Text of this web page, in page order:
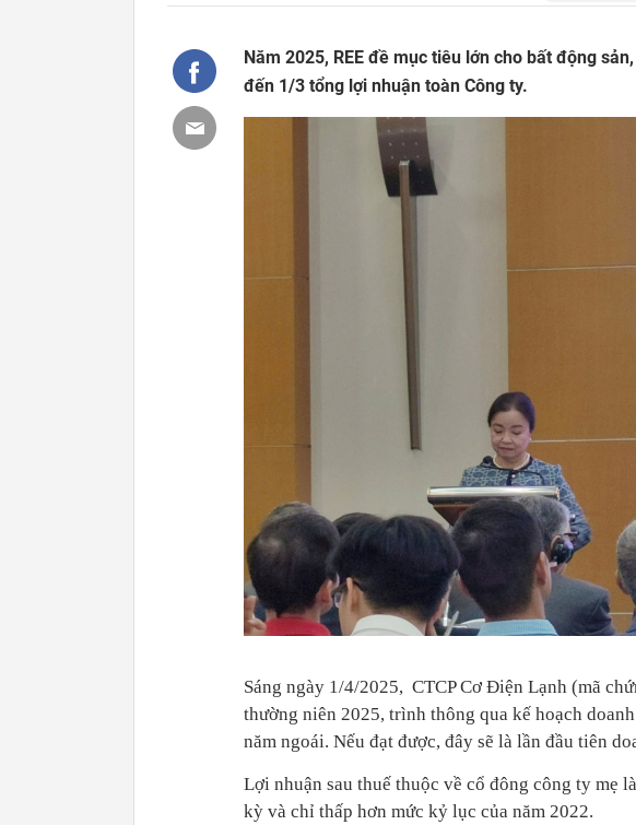
Năm 2025, REE đề mục tiêu lớn cho bất động
đến 1/3 tổng lợi nhuận toàn Công ty.
Sáng ngày 1/4/2025, CTCP Cơ Điện Lạnh (mã
thường niên 2025, trình thông qua kế hoạch
năm ngoái. Nếu đạt được, đây sẽ là lần đầu tiên
Lợi nhuận sau thuế thuộc về cổ đông công ty mẹ
kỳ và chỉ thấp hơn mức kỷ lục của năm 2022.